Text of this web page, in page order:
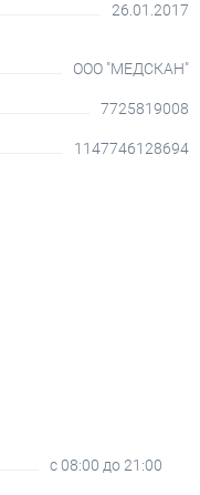
26.01.2017
ООО "МЕДСКАН"
7725819008
1147746128694
c 08:00 до 21:00